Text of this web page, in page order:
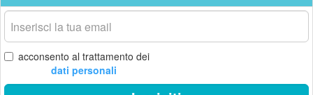
La
tua
email
acconsento al trattamento dei
dati personali